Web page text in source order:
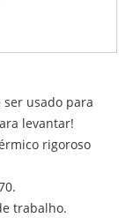
ser usado para
levantar!
rigoroso
trabalho.